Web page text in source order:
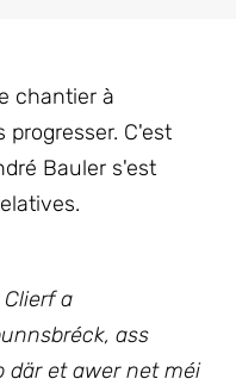
chantier à
C'est
Bauler s'est
a
ass
där et awer net méi